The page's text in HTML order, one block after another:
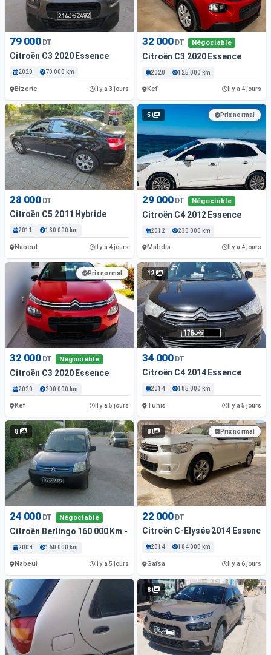
79 000 DT
Citroën C3 2020 Essence
2020 70 000 km
Bizerte Il y a 3 jours
32 000 DT Négociable
Citroën C3 2020 Essence
2020 125 000 km
Kef Il y a 4 jours
28 000 DT
Citroën C5 2011 Hybride
2011 180 000 km
Nabeul Il y a 4 jours
5 Prix normal
29 000 DT Négociable
Citroën C4 2012 Essence
2012 230 000 km
Mahdia Il y a 4 jours
Prix normal
32 000 DT Négociable
Citroën C3 2020 Essence
2020 200 000 km
Kef Il y a 5 jours
12
34 000 DT
Citroën C4 2014 Essence
2014 185 000 km
Tunis Il y a 5 jours
8
24 000 DT Négociable
Citroën Berlingo 160 000 Km - Essence
2004 160 000 km
Nabeul Il y a 5 jours
8 Prix normal
22 000 DT
Citroën C-Elysée 2014 Essence
2014 184 000 km
Gafsa Il y a 6 jours
8